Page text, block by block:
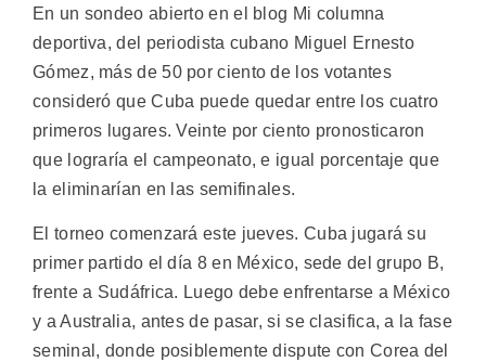
En un sondeo abierto en el blog Mi columna
deportiva, del periodista cubano Miguel Ernesto
Gómez, más de 50 por ciento de los votantes
consideró que Cuba puede quedar entre los cuatro
primeros lugares. Veinte por ciento pronosticaron
que lograría el campeonato, e igual porcentaje que
la eliminarían en las semifinales.
El torneo comenzará este jueves. Cuba jugará su
primer partido el día 8 en México, sede del grupo B,
frente a Sudáfrica. Luego debe enfrentarse a México
y a Australia, antes de pasar, si se clasifica, a la fase
seminal, donde posiblemente dispute con Corea del